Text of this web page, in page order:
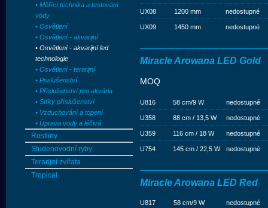
• Měřící technika a testování
vody
• Osvětlení
• Osvětlení - akvarijní
• Osvětlení - akvarijní led
technologie
• Osvětlení - terarijní
• Prislušenství
• Příslušenství pro akvária
• Síťky příslušenství
• Vzduchování a topení
• Úprava vody a léčivá
Rostliny
Studenovodní ryby
Terarijní zvířata
Tropical
UX08 1200 mm nedostupné
UX09 1450 mm nedostupné
Miracle Arowana LED Gold
MOQ
U816 58 cm/9 W nedostupné
U358 88 cm / 13,5 W nedostupné
U359 116 cm / 18 W nedostupné
U754 145 cm / 22,5 W nedostupné
Miracle Arowana LED Red
U817 58 cm/9 W nedostupné